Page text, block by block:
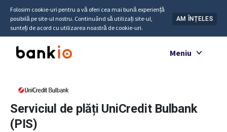
Folosim cookie-uri pentru a vă oferi cea mai bună experiență
posibilă pe site-ul nostru. Continuând să utilizați site-ul,
sunteți de acord cu utilizarea noastră de cookie-uri.
AM ÎNȚELES
Meniu
Serviciul de plăți UniCredit Bulbank
(PIS)